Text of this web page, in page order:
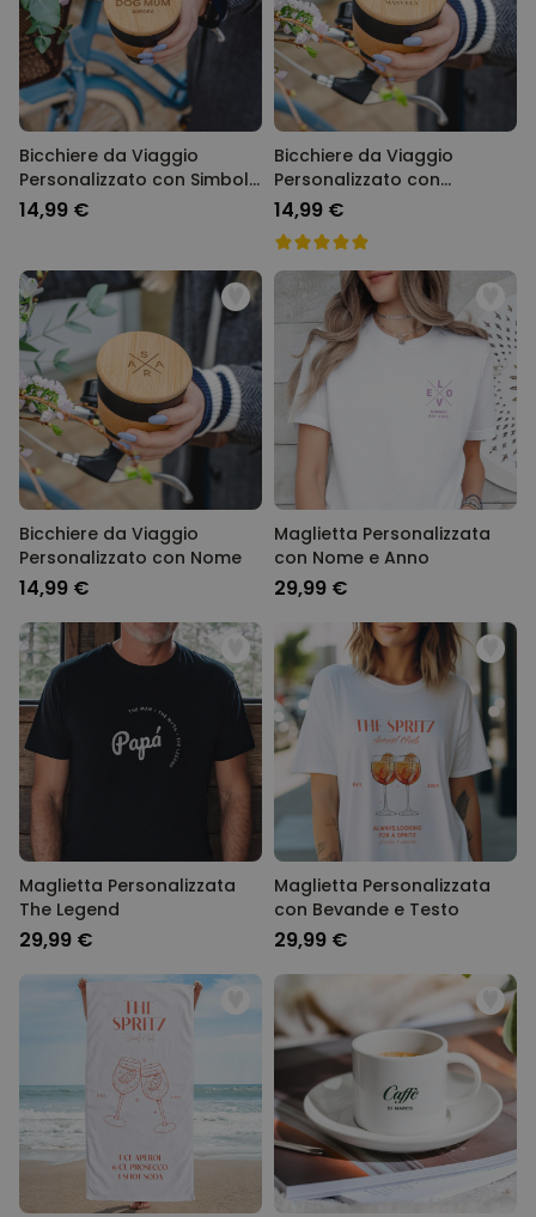
Bicchiere da Viaggio
Personalizzato con Simbolo
e Testo
14,99 €
Bicchiere da Viaggio
Personalizzato con
Monogramma
14,99 €
Bicchiere da Viaggio
Personalizzato con Nome
14,99 €
Maglietta Personalizzata
con Nome e Anno
29,99 €
Maglietta Personalizzata
The Legend
29,99 €
Maglietta Personalizzata
con Bevande e Testo
29,99 €